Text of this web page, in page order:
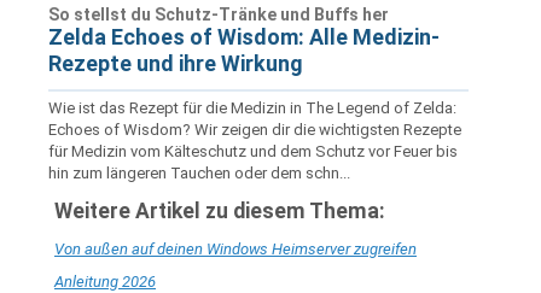
So stellst du Schutz-Tränke und Buffs her
Zelda Echoes of Wisdom: Alle Medizin-
Rezepte und ihre Wirkung
Wie ist das Rezept für die Medizin in The Legend of Zelda:
Echoes of Wisdom? Wir zeigen dir die wichtigsten Rezepte
für Medizin vom Kälteschutz und dem Schutz vor Feuer bis
hin zum längeren Tauchen oder dem schn...
Weitere Artikel zu diesem Thema:
Von außen auf deinen Windows Heimserver zugreifen
Anleitung 2026